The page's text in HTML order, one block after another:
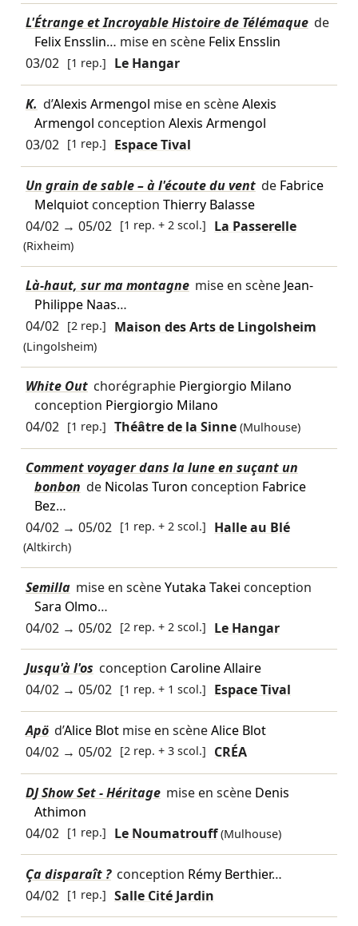
L'Étrange et Incroyable Histoire de Télémaque de
Felix Ensslin… mise en scène Felix Ensslin
03/02 [1 rep.] Le Hangar
K. d’Alexis Armengol mise en scèneAlexis
Armengol conception Alexis Armengol
03/02 [1 rep.] Espace Tival
Un grain de sable – à l'écoute du vent de Fabrice
Melquiotconception Thierry Balasse
04/02→ 05/02 [1 rep. + 2 scol.] La Passerelle
(Rixheim)
Là-haut, sur ma montagne mise en scène Jean-
Philippe Naas…
04/02 [2 rep.] Maison des Arts de Lingolsheim
(Lingolsheim)
White Out chorégraphie Piergiorgio Milano
conception Piergiorgio Milano
04/02 [1 rep.] Théâtre de la Sinne (Mulhouse)
Comment voyager dans la lune en suçant un
bonbon de Nicolas Turon conception Fabrice
Bez…
04/02→ 05/02 [1 rep. + 2 scol.] Halle au Blé
(Altkirch)
Semilla mise en scèneYutaka Takei conception
Sara Olmo…
04/02→ 05/02 [2 rep. + 2 scol.] Le Hangar
Jusqu'à l'os conception Caroline Allaire
04/02→ 05/02 [1 rep. + 1 scol.] Espace Tival
Apö d’Alice Blotmise en scèneAlice Blot
04/02→ 05/02 [2 rep. + 3 scol.] CRÉA
DJ Show Set - Héritage mise en scène Denis
Athimon
04/02 [1 rep.] Le Noumatrouff (Mulhouse)
Ça disparaît ? conception Rémy Berthier…
04/02 [1 rep.] Salle Cité Jardin